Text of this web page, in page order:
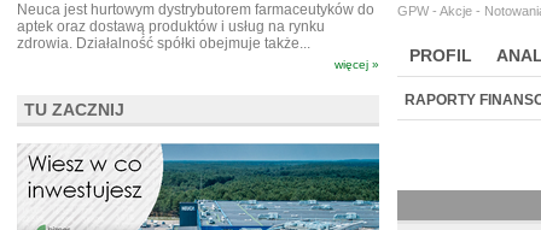
GPW - Akcje -
PROFIL
WYCENA BR
RAPORTY
Neuca jest hurtowym dystrybutorem farmaceutyków do
aptek oraz dostawą produktów i usług na rynku
zdrowia. Działalność spółki obejmuje także...
więcej »
TU ZACZNIJ